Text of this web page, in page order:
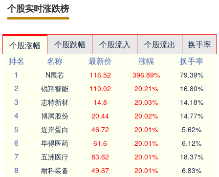
个股实时涨跌榜
个股涨幅 个股跌幅 个股流入 个股流出
换手率
排名
名称 最新价 涨幅
换手率
1
N展芯 116.52 396.89% 79.39%
2 锐翔智能 110.02 20.21% 16.80%
3 志特新材 14.8 20.03% 14.18%
4 博腾股份 20.44 20.02% 14.77%
5 近岸蛋白 46.72 20.01% 5.62%
6 毕得医药 61.6 20.01% 6.12%
7 五洲医疗 83.62 20.01% 18.37%
8 耐科装备 49.67 20.01% 6.83%